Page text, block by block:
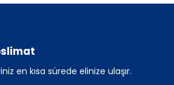
en kısa sürede elinize ulaşır.